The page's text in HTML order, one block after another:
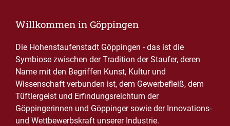
Willkommen in Göppingen
Die Hohenstaufenstadt Göppingen - das ist die
Symbiose zwischen der Tradition der Staufer, deren
Name mit den Begriffen Kunst, Kultur und
Wissenschaft verbunden ist, dem Gewerbefleiß, dem
Tüftlergeist und Erfindungsreichtum der
Göppingerinnen und Göppinger sowie der Innovations-
und Wettbewerbskraft unserer Industrie.